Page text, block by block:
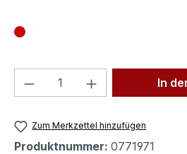
Produkt Anzahl: Gib
In
Zum Merkzettel hinzufügen
Produktnummer: 0771971